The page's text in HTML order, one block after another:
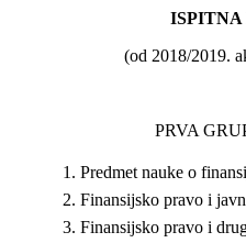
ISPITNA
(od 2018/2019.
PRVA
Predmet nauke o
Finansijsko pravo i
Finansijsko pravo i